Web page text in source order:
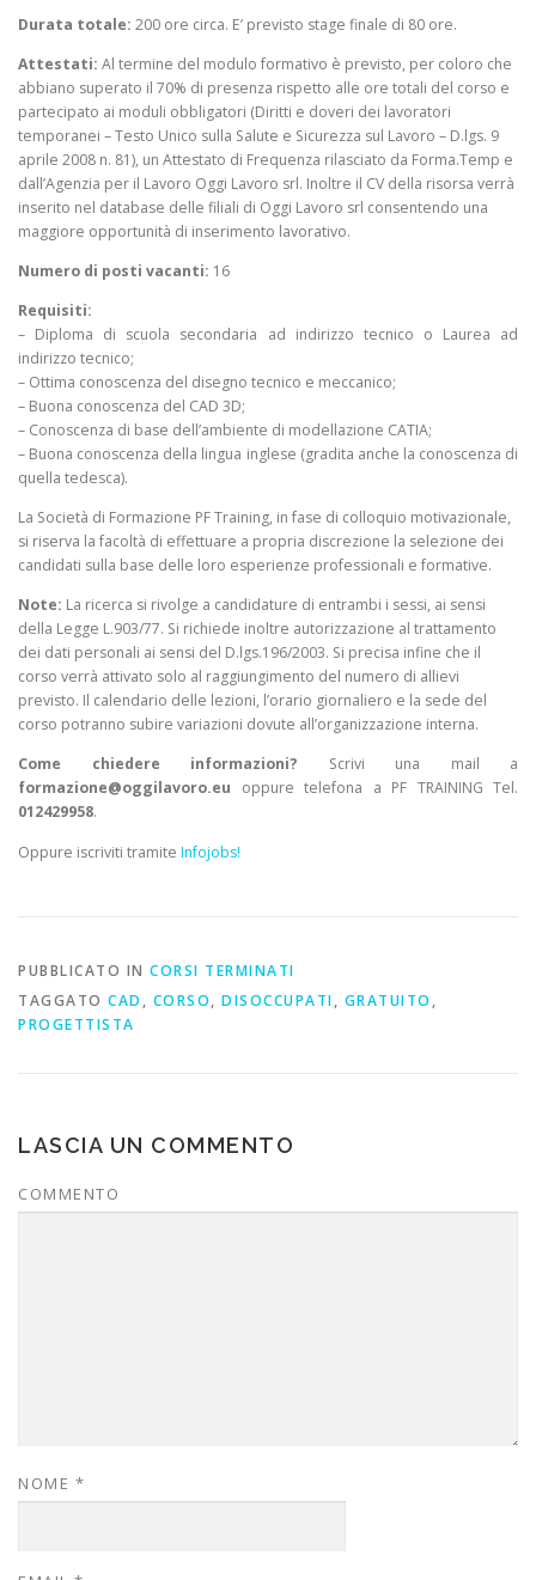
Durata totale: 200 ore circa. E’ previsto stage finale di 80 ore.
Attestati: Al termine del modulo formativo è previsto, per coloro che
abbiano superato il 70% di presenza rispetto alle ore totali del corso e
partecipato ai moduli obbligatori (Diritti e doveri dei lavoratori
temporanei – Testo Unico sulla Salute e Sicurezza sul Lavoro – D.lgs. 9
aprile 2008 n. 81), un Attestato di Frequenza rilasciato da Forma.Temp e
dall’Agenzia per il Lavoro Oggi Lavoro srl. Inoltre il CV della risorsa verrà
inserito nel database delle filiali di Oggi Lavoro srl consentendo una
maggiore opportunità di inserimento lavorativo.
Numero di posti vacanti: 16
Requisiti:
– Diploma di scuola secondaria ad indirizzo tecnico o Laurea ad
indirizzo tecnico;
– Ottima conoscenza del disegno tecnico e meccanico;
– Buona conoscenza del CAD 3D;
– Conoscenza di base dell’ambiente di modellazione CATIA;
– Buona conoscenza della lingua inglese (gradita anche la conoscenza di
quella tedesca).
La Società di Formazione PF Training, in fase di colloquio motivazionale,
si riserva la facoltà di effettuare a propria discrezione la selezione dei
candidati sulla base delle loro esperienze professionali e formative.
Note: La ricerca si rivolge a candidature di entrambi i sessi, ai sensi
della Legge L.903/77. Si richiede inoltre autorizzazione al trattamento
dei dati personali ai sensi del D.lgs.196/2003. Si precisa infine che il
corso verrà attivato solo al raggiungimento del numero di allievi
previsto. Il calendario delle lezioni, l’orario giornaliero e la sede del
corso potranno subire variazioni dovute all’organizzazione interna.
Come chiedere informazioni? Scrivi una mail a
formazione@oggilavoro.eu oppure telefona a PF TRAINING Tel.
012429958.
Oppure iscriviti tramite Infojobs!
PUBBLICATO IN CORSI TERMINATI
TAGGATO CAD , CORSO, DISOCCUPATI, GRATUITO ,
PROGETTISTA
LASCIA UN COMMENTO
COMMENTO
NOME *